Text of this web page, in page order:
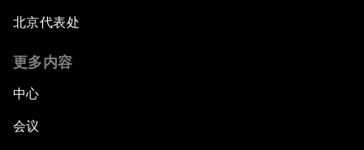
北京代表处
更多内容
中心
会议